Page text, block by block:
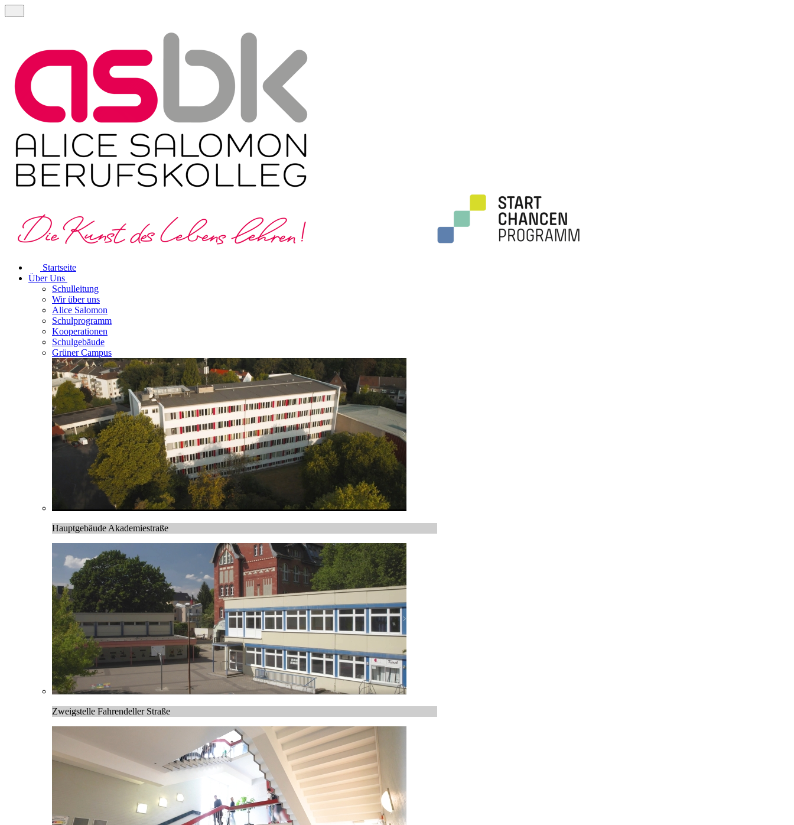
Startseite
Über Uns
Schulleitung
Wir über uns
Alice Salomon
Schulprogramm
Kooperationen
Schulgebäude
Grüner Campus
Hauptgebäude Akademiestraße
Zweigstelle Fahrendeller Straße